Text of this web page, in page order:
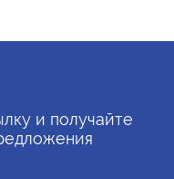
и получайте